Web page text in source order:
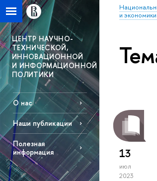
и
ЦЕНТР НАУЧНО-
ТЕХНИЧЕСКОЙ,
ИННОВАЦИОННОЙ
И ИНФОРМАЦИОННОЙ
ПОЛИТИКИ
О нас
Наши публикации
Полезная
информация
13
июл
2023